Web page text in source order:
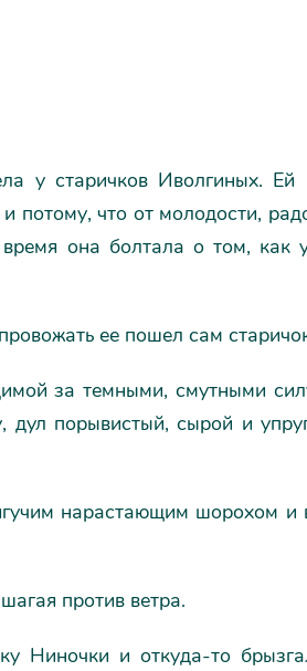
у старичков Иволгиных.
потому, что от молодости,
она болтала о том, как
ее пошел сам
за темными, смутными
порывистый, сырой и
нарастающим шорохом и
против ветра.
Ниночки и откуда-то